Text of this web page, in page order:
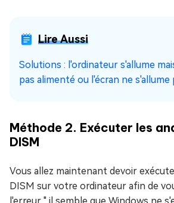
Lire Aussi
Solutions : l'ordinateur s'allume
pas alimenté ou l'écran ne s'allume
Méthode 2. Exécuter les
DISM
Vous allez maintenant devoir
DISM sur votre ordinateur afin de
l'erreur " il semble que Windows ne